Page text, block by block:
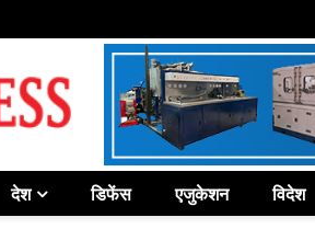
देश डिफेंस एजुकेशन विदेश